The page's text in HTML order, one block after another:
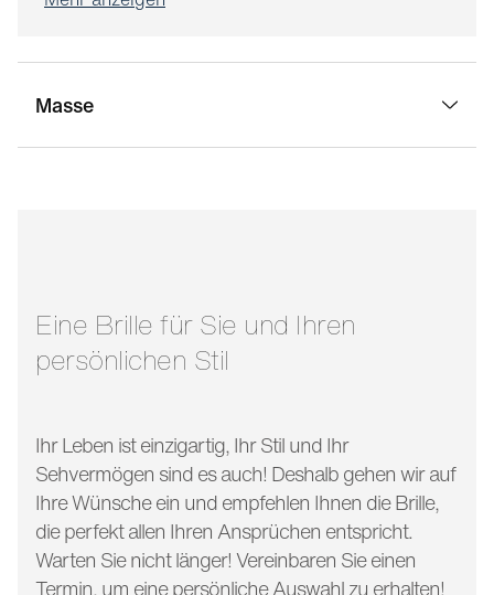
Masse
Eine Brille für Sie und Ihren
persönlichen Stil
Ihr Leben ist einzigartig, Ihr Stil und Ihr
Sehvermögen sind es auch! Deshalb gehen wir auf
Ihre Wünsche ein und empfehlen Ihnen die Brille,
die perfekt allen Ihren Ansprüchen entspricht.
Warten Sie nicht länger! Vereinbaren Sie einen
Termin, um eine persönliche Auswahl zu erhalten!